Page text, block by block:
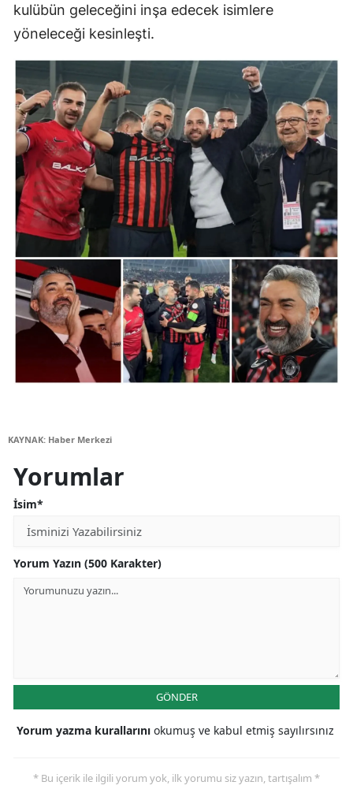
kulübün geleceğini inşa edecek isimlere
yöneleceği kesinleşti.
KAYNAK: Haber Merkezi
Yorumlar
İsim*
Yorum Yazın (500 Karakter)
GÖNDER
Yorum yazma kurallarını okumuş ve kabul etmiş sayılırsınız
* Bu içerik ile ilgili yorum yok, ilk yorumu siz yazın, tartışalım *